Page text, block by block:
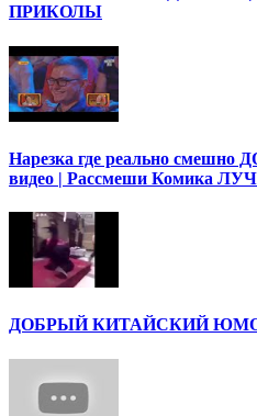
ПРИКОЛЫ
Нарезка где реально смешно
видео | Рассмеши Комика
ДОБРЫЙ КИТАЙСКИЙ